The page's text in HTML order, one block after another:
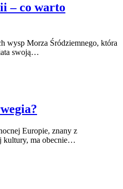
– co warto
wysp Morza Śródziemnego, która
swoją…
Europie, znany z
kultury, ma obecnie…